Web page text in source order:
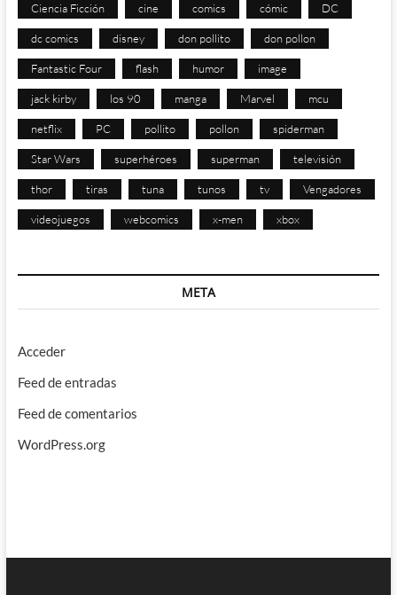
Ciencia Ficción cine comics cómic DC
dc comics disney don pollito don pollon
Fantastic Four flash humor image
jack kirby los 90 manga Marvel mcu
netflix PC pollito pollon spiderman
Star Wars superhéroes superman televisión
thor tiras tuna tunos tv Vengadores
videojuegos webcomics x-men xbox
META
Acceder
Feed de entradas
Feed de comentarios
WordPress.org